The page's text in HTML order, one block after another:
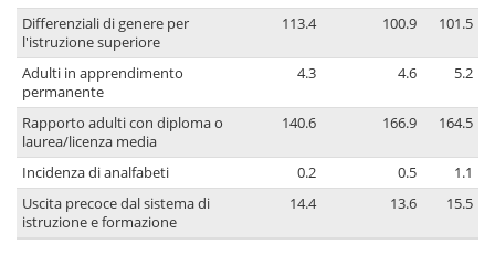
Differenziali di genere per
l'istruzione superiore
113.4 100.9 101.5
Adulti in apprendimento
permanente
4.3 4.6 5.2
Rapporto adulti con diploma o
laurea/licenza media
140.6 166.9 164.5
Incidenza di analfabeti 0.2 0.5
1.1
Uscita precoce dal sistema di
istruzione e formazione
14.4 13.6 15.5